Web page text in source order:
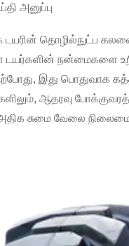
அனுப்பு
டயரின் தொழில்நுட்ப
டயர்களின் நன்மைகளை
​​இது பொதுவாக
ஆதரவு
சுமை வேலை